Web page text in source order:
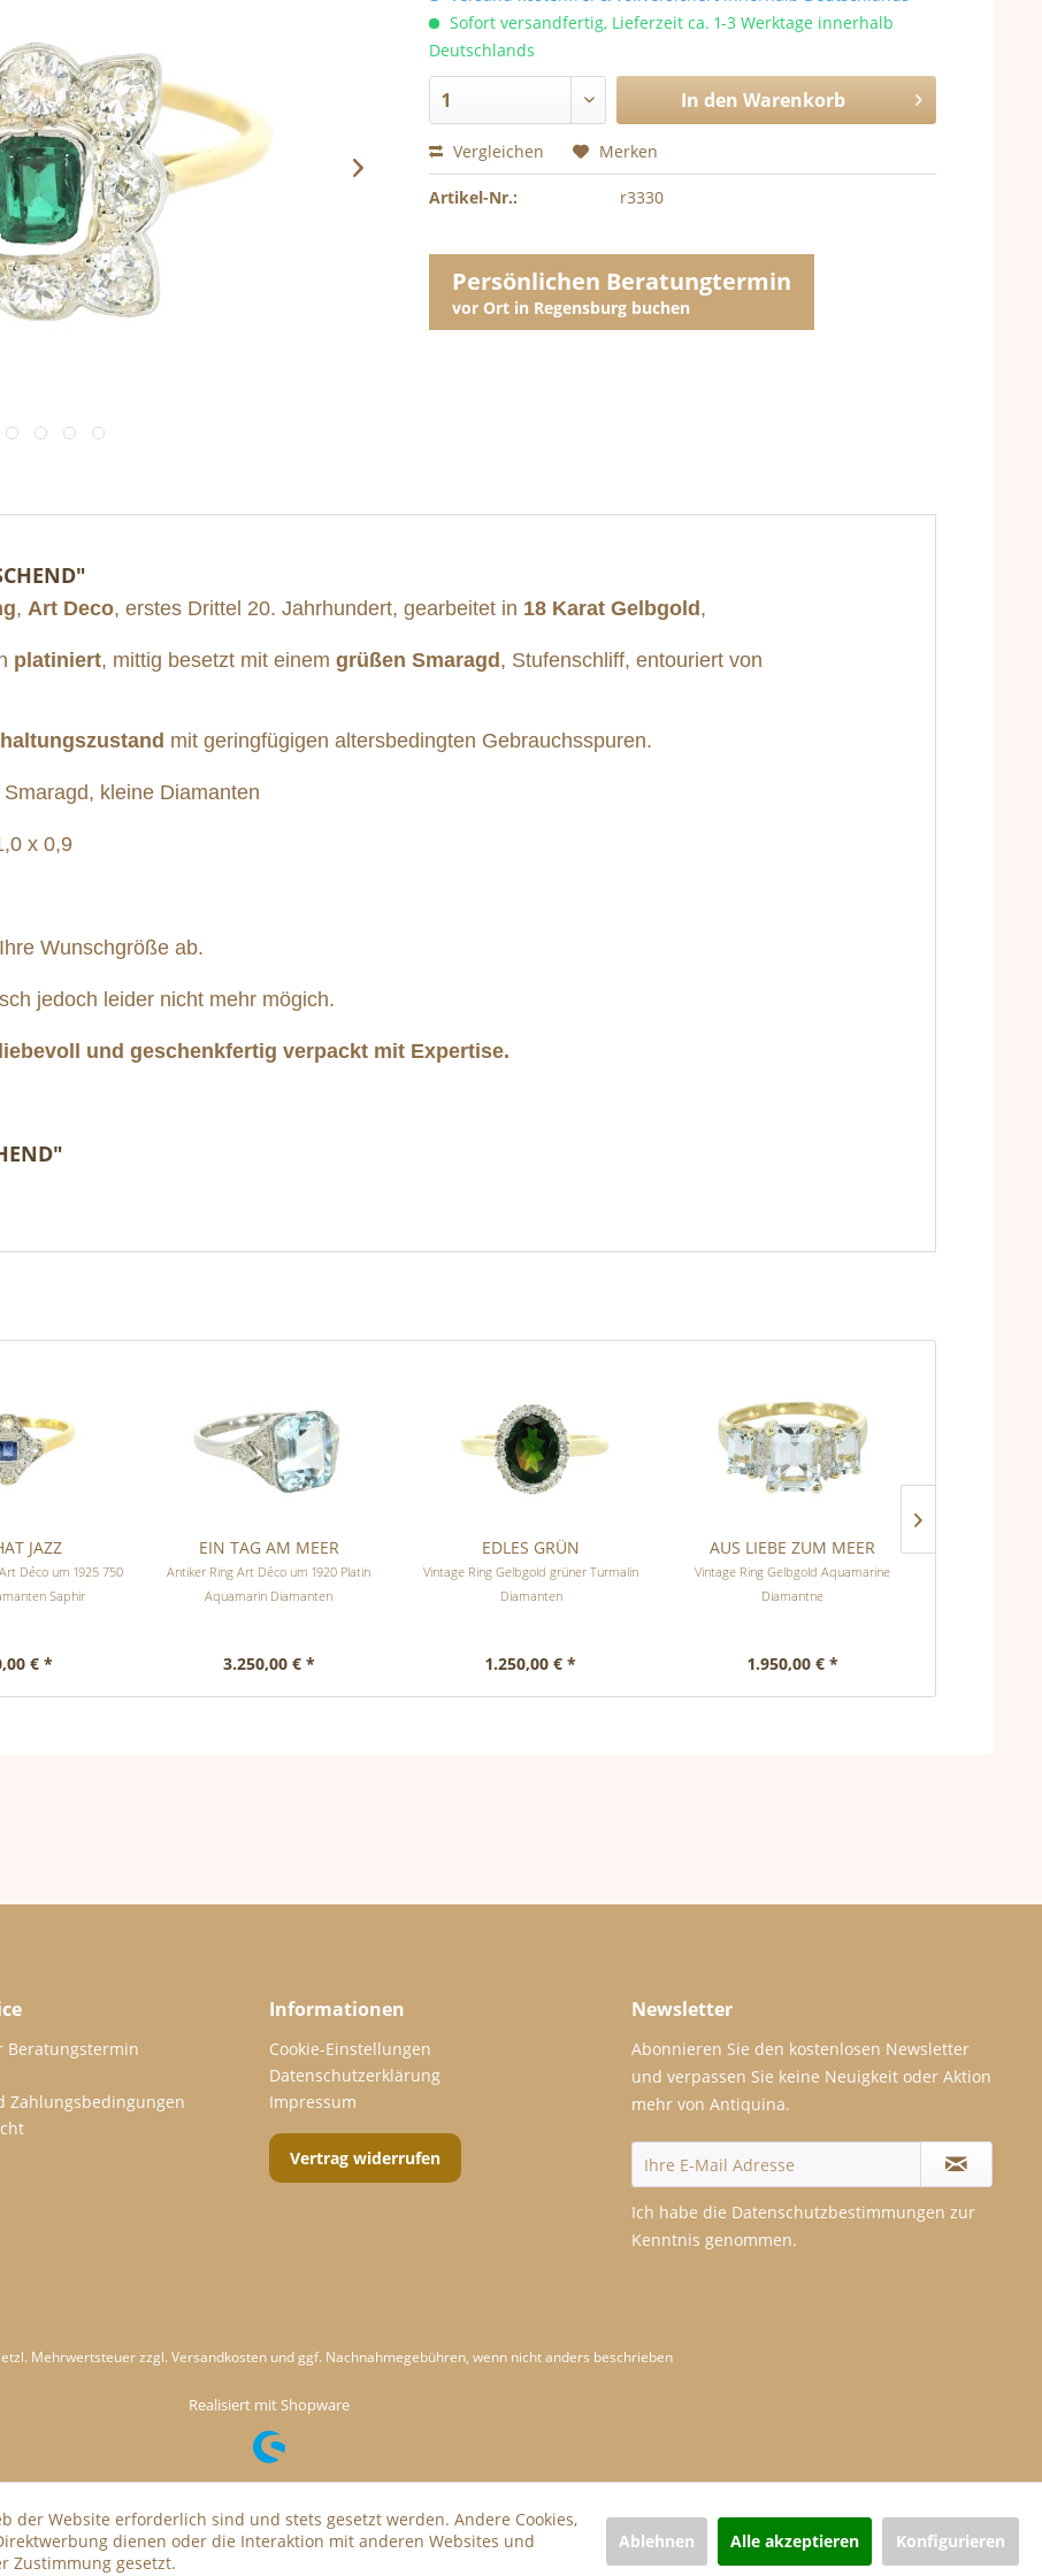
Sofort versandfertig, Lieferzeit ca. 1-3 Werktage innerhalb
Deutschlands
In den Warenkorb
Vergleichen Merken
Artikel-Nr.: r3330
Persönlichen Beratungtermin
vor Ort in Regensburg buchen
, Art Deco, erstes Drittel 20. Jahrhundert, gearbeitet in 18 Karat Gelbgold ,
platiniert, mittig besetzt mit einem grüßen Smaragd , Stufenschliff, entouriert von
mit geringfügigen altersbedingten Gebrauchsspuren.
kleine Diamanten
x 0,9
Wunschgröße ab.
jedoch leider nicht mehr mögich.
und geschenkfertig verpackt mit Expertise.
JAZZ
Déco um 1925 750
Saphir
€ *
EIN TAG AM MEER
Antiker Ring Art Déco um 1920 Platin
Aquamarin Diamanten
3.250,00 € *
EDLES GRÜN
Vintage Ring Gelbgold grüner Turmalin
Diamanten
1.250,00 € *
AUS LIEBE ZUM MEER
Vintage Ring Gelbgold Aquamarine
Diamantne
1.950,00 € *
Beratungstermin
Zahlungsbedingungen
Informationen
Cookie-Einstellungen
Datenschutzerklärung
Impressum
Vertrag widerrufen
Newsletter
Abonnieren Sie den kostenlosen Newsletter
und verpassen Sie keine Neuigkeit oder Aktion
mehr von Antiquina.
Ich habe die Datenschutzbestimmungen zur
Kenntnis genommen.
Mehrwertsteuer zzgl. Versandkostenund ggf. Nachnahmegebühren, wenn nicht anders beschrieben
Realisiert mit Shopware
der Website erforderlich sind und stets gesetzt werden. Andere Cookies,
dienen oder die Interaktion mit anderen Websites und
Zustimmung gesetzt.
Ablehnen Alle akzeptieren Konfigurieren